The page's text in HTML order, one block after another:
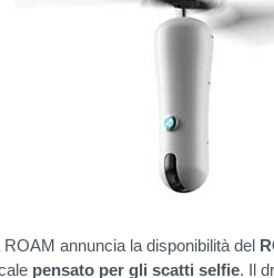
annuncia la disponibilità del
pensato per gli scatti selfie. Il